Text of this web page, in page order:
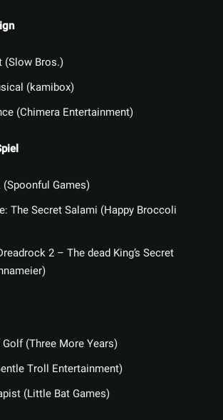
(Slow Bros.)
(kamibox)
(Chimera Entertainment)
(Spoonful Games)
The Secret Salami (Happy Broccoli
2 – The dead King’s Secret
(Three More Years)
Troll Entertainment)
(Little Bat Games)